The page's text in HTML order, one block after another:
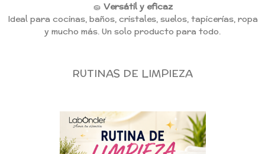
🧽 Versátil y eficaz
Ideal para cocinas, baños, cristales, suelos, tapicerías, ropa
y mucho más. Un solo producto para todo.
RUTINAS DE LIMPIEZA